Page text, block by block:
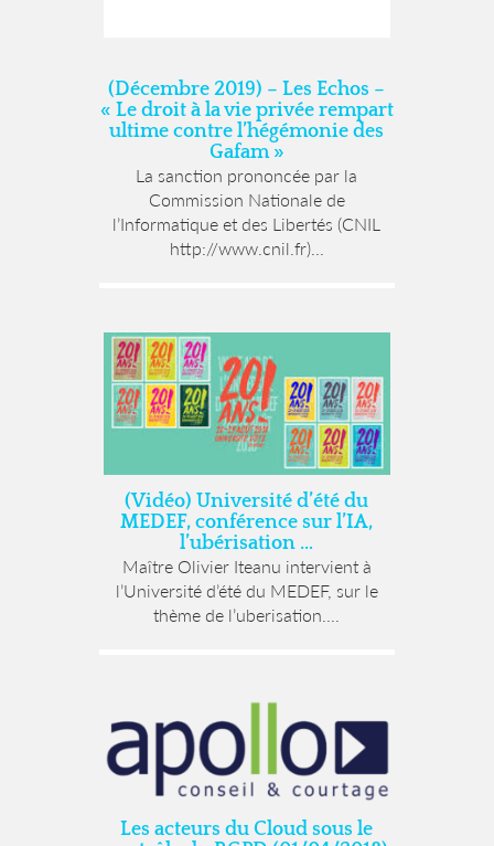
(Décembre 2019) – Les Echos –
« Le droit à la vie privée rempart
ultime contre l’hégémonie des
Gafam »
La sanction prononcée par la
Commission Nationale de
l’Informatique et des Libertés (CNIL
http://www.cnil.fr)...
(Vidéo) Université d’été du
MEDEF, conférence sur l’IA,
l’ubérisation …
Maître Olivier Iteanu intervient à
l’Université d’été du MEDEF, sur le
thème de l’uberisation....
Les acteurs du Cloud sous le